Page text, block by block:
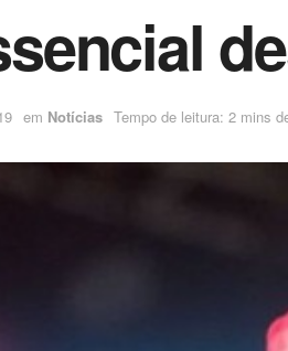
em Notícias Tempo de leitura: 2 mins